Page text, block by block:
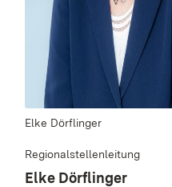
Elke Dörflinger
Regionalstellenleitung
Elke Dörflinger